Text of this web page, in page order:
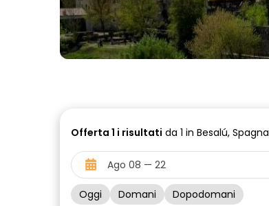
Offerta 1 i risultati da 1 in Besalú, Spagna
Oggi Domani Dopodomani